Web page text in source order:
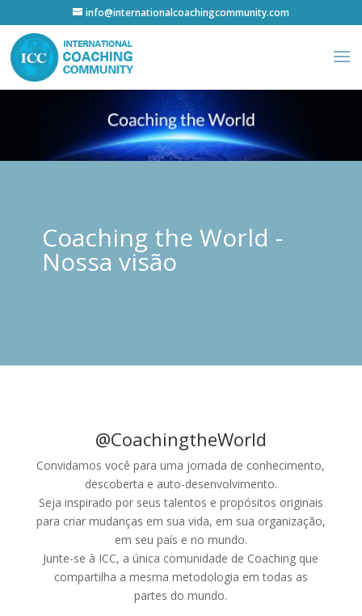
info@internationalcoachingcommunity.com
Coaching the World -
Nossa visão
@CoachingtheWorld
Convidamos você para uma jornada de conhecimento,
descoberta e auto-desenvolvimento.
Seja inspirado por seus talentos e propósitos originais
para criar mudanças em sua vida, em sua organização,
em seu país e no mundo.
Junte-se à ICC, a única comunidade de Coaching que
compartilha a mesma metodologia em todas as
partes do mundo.